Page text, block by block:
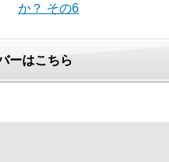
か？ その6
ーはこちら